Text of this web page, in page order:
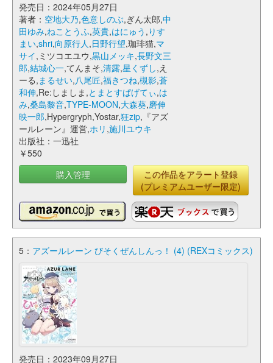
発売日：2024年05月27日
著者： 空地大乃,色意しのぶ,ぎん太郎,中
田ゆみ,ねことうふ,英貴,はにゅう , りす
まい,shri,向原行人,日野行望,珈琲猫,マ
サイ,ミツコエユウ,黒山メッキ,長野文三
郎,結城心一,てんまそ,清露,星くずし,え
ーる,まるせい,八尾匠,福きつね,槻影,蒼
和伸,Re:しましま,とまとすぱげてぃ,は
み,桑島黎音,TYPE-MOON,大森葵,磨伸
映一郎,Hypergryph,Yostar,狂zip,『アズ
ールレーン』運営,ホリ ,施川ユウキ
出版社：一迅社
￥550
購入管理
この作品をアラート登録
(プレミアムユーザー限定)
5： アズールレーン びそくぜんしんっ！ (4) (REXコミックス)
発売日：2023年09月27日